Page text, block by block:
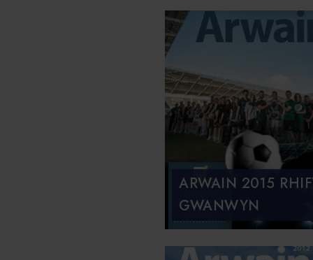
ARWAIN 2015
GWANWYN